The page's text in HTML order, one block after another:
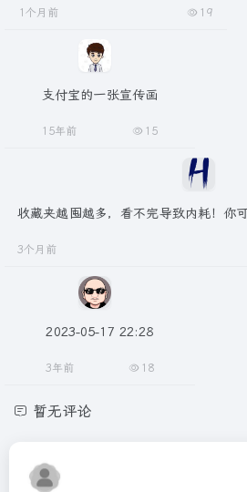
1个月前 19
支付宝的一张宣传画
15年前 15
收藏夹越囤越多，看不完导致内耗！你
3个月前
2023-05-17 22:28
3年前 18
暂无评论